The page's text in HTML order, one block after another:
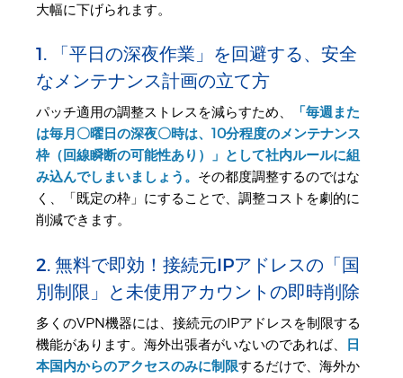
大幅に下げられます。
1. 「平日の深夜作業」を回避する、安全
なメンテナンス計画の立て方
パッチ適用の調整ストレスを減らすため、
「毎週また
は毎月〇曜日の深夜〇時は、10分程度のメンテナンス
枠（回線瞬断の可能性あり）」として社内ルールに組
み込んでしまいましょう。 その都度調整するのではな
く、「既定の枠」にすることで、調整コストを劇的に
削減できます。
2. 無料で即効！接続元IPアドレスの「国
別制限」と未使用アカウントの即時削除
多くのVPN機器には、接続元のIPアドレスを制限する
機能があります。海外出張者がいないのであれば、
日
本国内からのアクセスのみに制限するだけで、海外か